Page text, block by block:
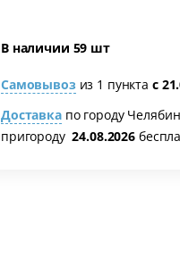
В наличии 59 шт
Самовывоз из 1 пункта с
Доставкапо городу
пригороду 24.08.2026